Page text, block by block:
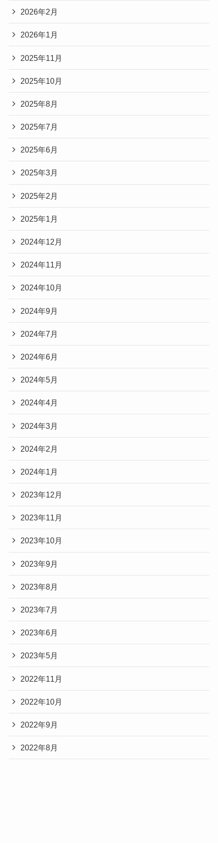
2026年2月
2026年1月
2025年11月
2025年10月
2025年8月
2025年7月
2025年6月
2025年3月
2025年2月
2025年1月
2024年12月
2024年11月
2024年10月
2024年9月
2024年7月
2024年6月
2024年5月
2024年4月
2024年3月
2024年2月
2024年1月
2023年12月
2023年11月
2023年10月
2023年9月
2023年8月
2023年7月
2023年6月
2023年5月
2022年11月
2022年10月
2022年9月
2022年8月